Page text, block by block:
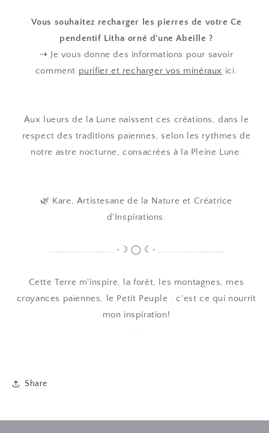
Vous souhaitez recharger les pierres de votre Ce
pendentif Litha orné d'une Abeille?
⇢ Je vous donne des informations pour savoir
comment purifier et recharger vos minéraux ici.
Aux lueurs de la Lune naissent ces créations, dans le
respect des traditions païennes, selon les rythmes de
notre astre nocturne, consacrées à la Pleine Lune.
🌿 Kare, Artistesane de la Nature et Créatrice
d'Inspirations.
........................ •☽ ◯ ☾• ........................
Cette Terre m'inspire, la forêt, les montagnes, mes
croyances païennes, le Petit Peuple : c'est ce qui nourrit
mon inspiration!
.
Share